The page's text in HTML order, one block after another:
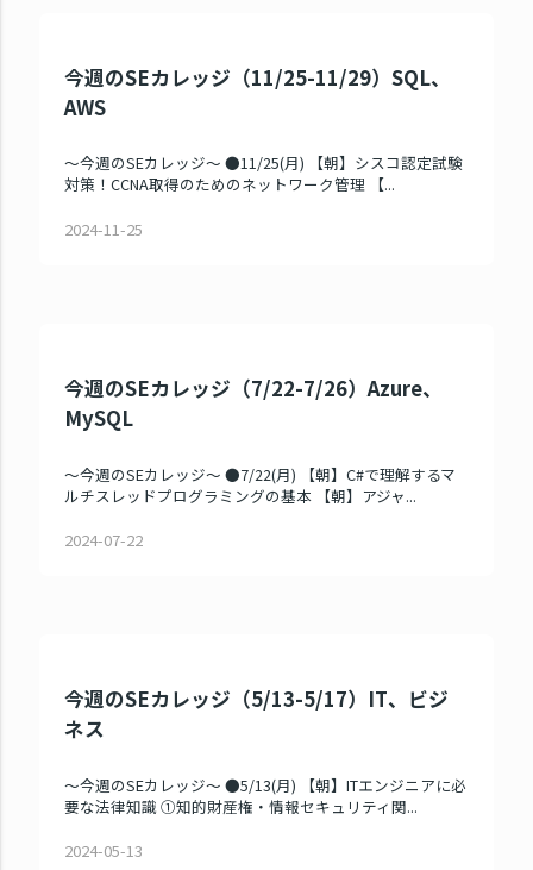
今週のSEカレッジ（11/25-11/29）SQL、
AWS
～今週のSEカレッジ～ ●11/25(月) 【朝】シスコ認定試験
対策！CCNA取得のためのネットワーク管理 【...
2024-11-25
今週のSEカレッジ（7/22-7/26）Azure、
MySQL
～今週のSEカレッジ～ ●7/22(月) 【朝】C#で理解するマ
ルチスレッドプログラミングの基本 【朝】アジャ...
2024-07-22
今週のSEカレッジ（5/13-5/17）IT、ビジ
ネス
～今週のSEカレッジ～ ●5/13(月) 【朝】ITエンジニアに必
要な法律知識 ①知的財産権・情報セキュリティ関...
2024-05-13